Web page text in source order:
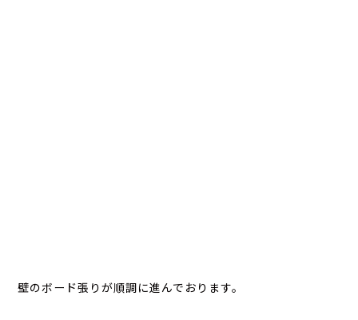
壁のボード張りが順調に進んでおります。